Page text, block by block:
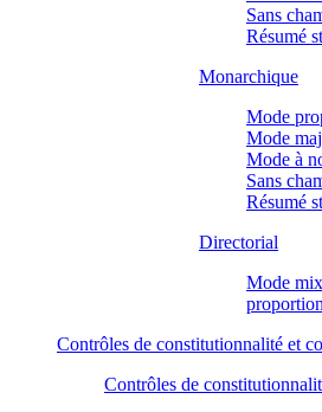
Sans
Résumé
Monarchique
Mode
Mode
Mode à
Sans
Résumé
Directorial
Mode
Contrôles de constitutionnalité et
Contrôles de